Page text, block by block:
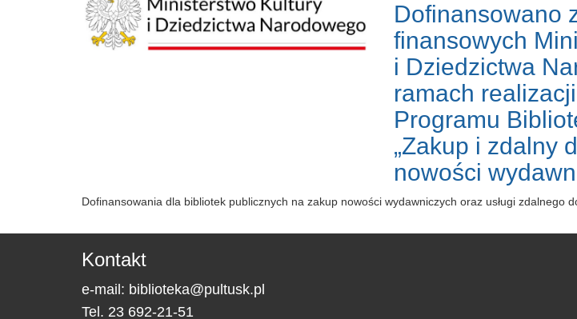
Dofinansowano
finansowych
i Dziedzictwa
ramach realizacji
Programu
„Zakup i zdalny
nowości
Dofinansowania dla bibliotek publicznych na zakup nowości wydawniczych oraz usługi
Kontakt
e-mail: biblioteka@pultusk.pl
Tel. 23 692-21-51